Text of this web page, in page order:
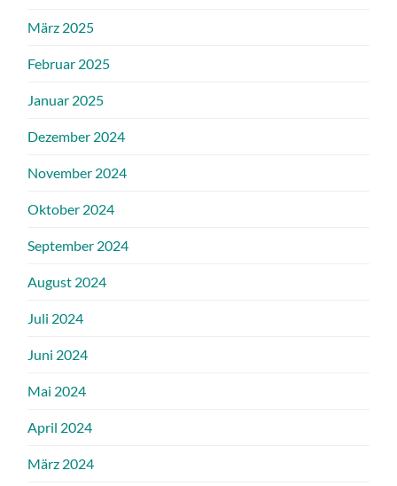
März 2025
Februar 2025
Januar 2025
Dezember 2024
November 2024
Oktober 2024
September 2024
August 2024
Juli 2024
Juni 2024
Mai 2024
April 2024
März 2024